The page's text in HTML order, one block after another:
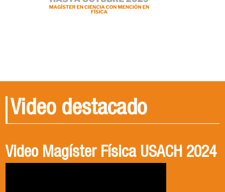
Video destacado
Video Magíster Física USACH 2024
Video Doctorado Física USACH